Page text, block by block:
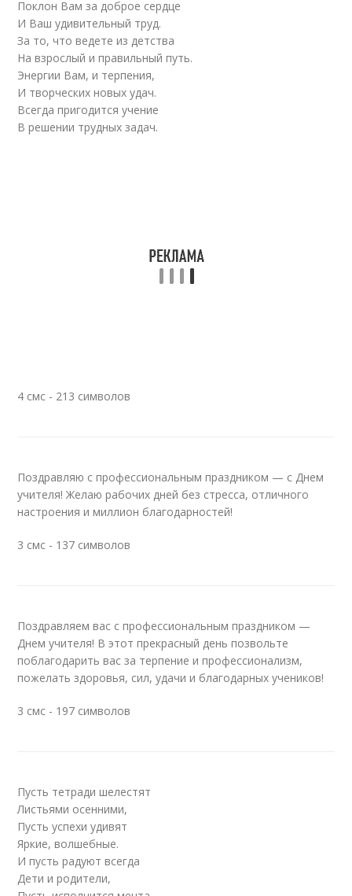
Поклон Вам за доброе сердце
И Ваш удивительный труд.
За то, что ведете из детства
На взрослый и правильный путь.
Энергии Вам, и терпения,
И творческих новых удач.
Всегда пригодится учение
В решении трудных задач.
4 смс - 213 символов
Поздравляю с профессиональным праздником — с Днем
учителя! Желаю рабочих дней без стресса, отличного
настроения и миллион благодарностей!
3 смс - 137 символов
Поздравляем вас с профессиональным праздником —
Днем учителя! В этот прекрасный день позвольте
поблагодарить вас за терпение и профессионализм,
пожелать здоровья, сил, удачи и благодарных учеников!
3 смс - 197 символов
Пусть тетради шелестят
Листьями осенними,
Пусть успехи удивят
Яркие, волшебные.
И пусть радуют всегда
Дети и родители,